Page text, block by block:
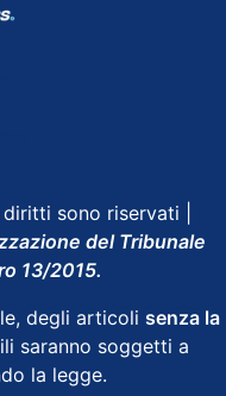
sono riservati |
del Tribunale
13/2015.
degli articoli senza la
saranno soggetti a
la legge.